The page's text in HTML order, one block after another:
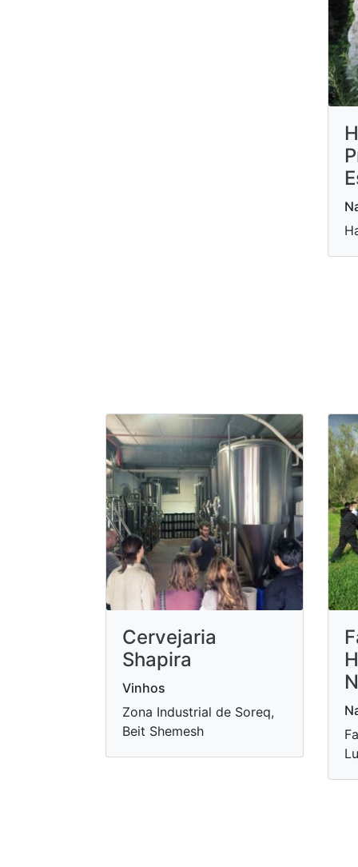
Cervejaria
Shapira
Vinhos
Zona Industrial de Soreq,
Beit Shemesh